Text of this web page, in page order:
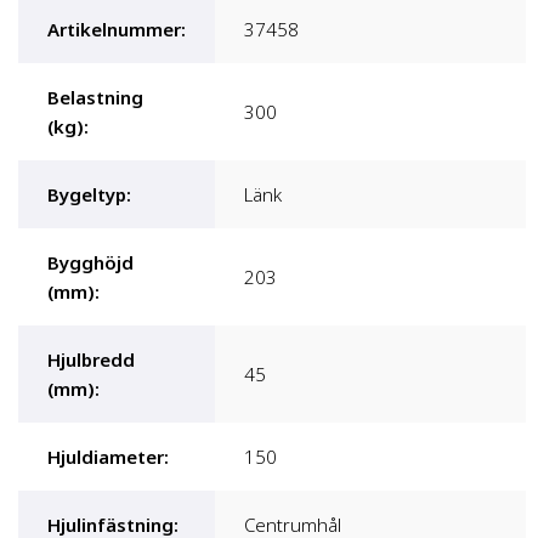
Artikelnummer: 37458
Belastning
(kg):
300
Bygeltyp: Länk
Bygghöjd
(mm):
203
Hjulbredd
(mm):
45
Hjuldiameter: 150
Hjulinfästning: Centrumhål